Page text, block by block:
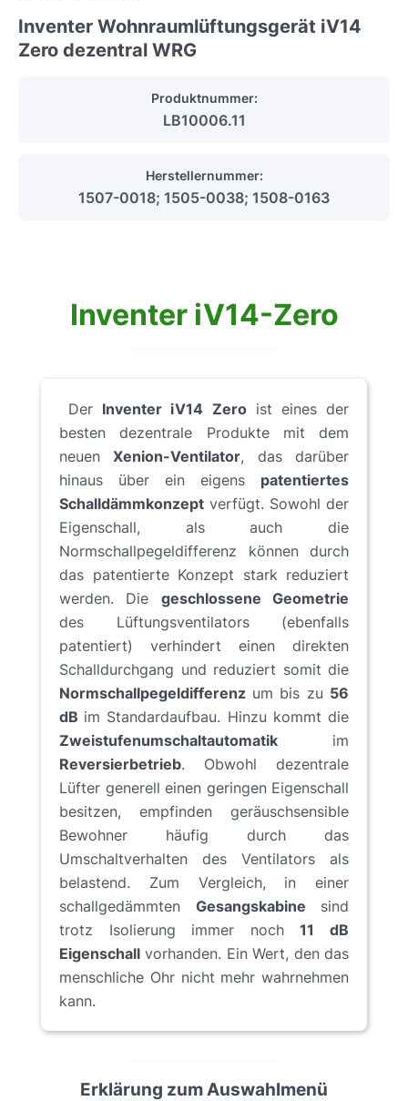
Inventer Wohnraumlüftungsgerät iV14
Zero dezentral WRG
Produktnummer:
LB10006.11
Herstellernummer:
1507-0018; 1505-0038; 1508-0163
Inventer iV14-Zero
Der Inventer iV14 Zeroist eines der
besten dezentrale Produkte mit dem
neuenXenion-Ventilator, das darüber
hinaus über ein eigens patentiertes
Schalldämmkonzept verfügt. Sowohl der
Eigenschall, als auch die
Normschallpegeldifferenz können durch
das patentierte Konzept stark reduziert
werden. Die geschlossene Geometrie
des Lüftungsventilators (ebenfalls
patentiert) verhindert einen direkten
Schalldurchgang und reduziert somit die
Normschallpegeldifferenz um bis zu 56
dB im Standardaufbau. Hinzu kommt die
Zweistufenumschaltautomatik im
Reversierbetrieb. Obwohl dezentrale
Lüfter generell einen geringen Eigenschall
besitzen, empfinden geräuschsensible
Bewohner häufig durch das
Umschaltverhalten des Ventilators als
belastend. Zum Vergleich, in einer
schallgedämmten Gesangskabine sind
trotz Isolierung immer noch11 dB
Eigenschall vorhanden. Ein Wert, den das
menschliche Ohr nicht mehr wahrnehmen
kann.
Erklärung zum Auswahlmenü